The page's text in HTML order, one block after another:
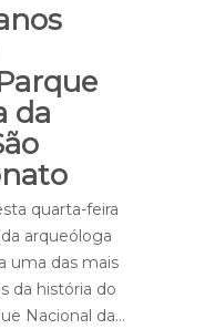
da
quarta-feira
arqueóloga
uma das mais
da história do
Nacional da…